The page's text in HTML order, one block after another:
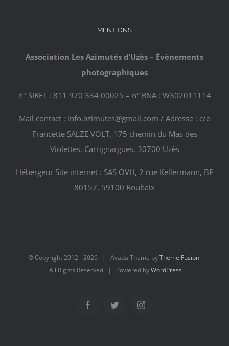
MENTIONS
Association Les Azimutés d’Uzès – Évènements
photographiques
n° SIRET : 811 970 334 00025 – n° RNA : W302011114
Mail contact : info.azimutes@gmail.com / Adresse : c/o
Francette SALZE VOLT, 175 chemin du Mas des
Violettes, Carrignargues, 30700 Uzès
Hébergeur Site internet : SAS OVH, 2 rue Kellermann, BP
80157, 59100 Roubaix
© Copyright 2012 -2026 | Avada Theme byTheme Fusion
All Rights Reserved | Powered byWordPress
FacebookTwitter Instagram